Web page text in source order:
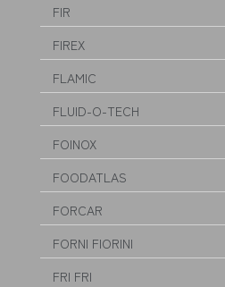
FIR
FIREX
FLAMIC
FLUID-O-TECH
FOINOX
FOODATLAS
FORCAR
FORNI FIORINI
FRI FRI